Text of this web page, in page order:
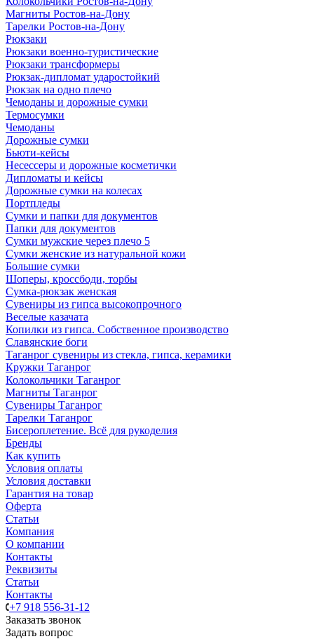
Магниты Ростов-на-Дону
Тарелки Ростов-на-Дону
Рюкзаки
Рюкзаки военно-туристические
Рюкзаки трансформеры
Рюкзак-дипломат ударостойкий
Рюкзак на одно плечо
Чемоданы и дорожные сумки
Термосумки
Чемоданы
Дорожные сумки
Бьюти-кейсы
Несессеры и дорожные косметички
Дипломаты и кейсы
Дорожные сумки на колесах
Портпледы
Сумки и папки для документов
Папки для документов
Сумки мужские через плечо 5
Сумки женские из натуральной кожи
Большие сумки
Шоперы, кроссбоди, торбы
Сумка-рюкзак женская
Сувениры из гипса высокопрочного
Веселые казачата
Копилки из гипса. Собственное производство
Славянские боги
Таганрог сувениры из стекла, гипса, керамики
Кружки Таганрог
Колокольчики Таганрог
Магниты Таганрог
Сувениры Таганрог
Тарелки Таганрог
Бисероплетение. Всё для рукоделия
Бренды
Как купить
Условия оплаты
Условия доставки
Гарантия на товар
Оферта
Статьи
Компания
О компании
Контакты
Реквизиты
Статьи
Контакты
+7 918 556-31-12
Заказать звонок
Задать вопрос